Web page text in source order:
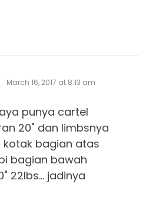
says:
March 16, 2017 at 8:13 am
punya cartel
20" dan limbsnya
kotak bagian atas
bagian bawah
22lbs… jadinya